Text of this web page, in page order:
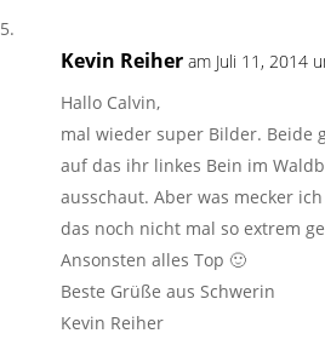
Kevin Reiher am Juli 11, 2014
Hallo Calvin,
mal wieder super Bilder. Beide
auf das ihr linkes Bein im
ausschaut. Aber was mecker
das noch nicht mal so extrem
Ansonsten alles Top 🙂
Beste Grüße aus Schwerin
Kevin Reiher